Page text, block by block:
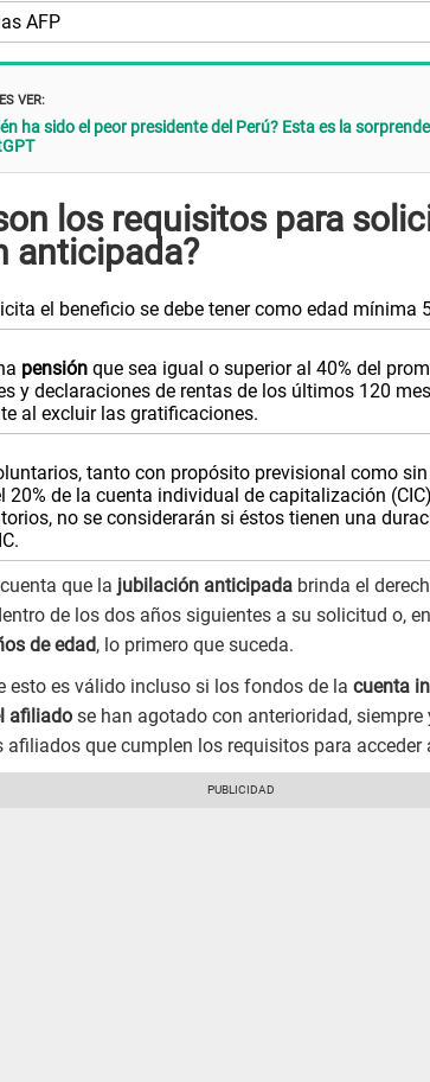
AFP
VER:
ha sido el peor presidente del Perú? Esta es la
los requisitos para
anticipada?
el beneficio se debe tener como edad mínima
pensión que sea igual o superior al 40% del
y declaraciones de rentas de los últimos 120
al excluir las gratificaciones.
tanto con propósito previsional como
20% de la cuenta individual de capitalización
no se considerarán si éstos tienen una
que la jubilación anticipada brinda el
de los dos años siguientes a su solicitud o,
de edad, lo primero que suceda.
esto es válido incluso si los fondos de la cuenta
afiliado se han agotado con anterioridad, siempre
afiliados que cumplen los requisitos para acceder